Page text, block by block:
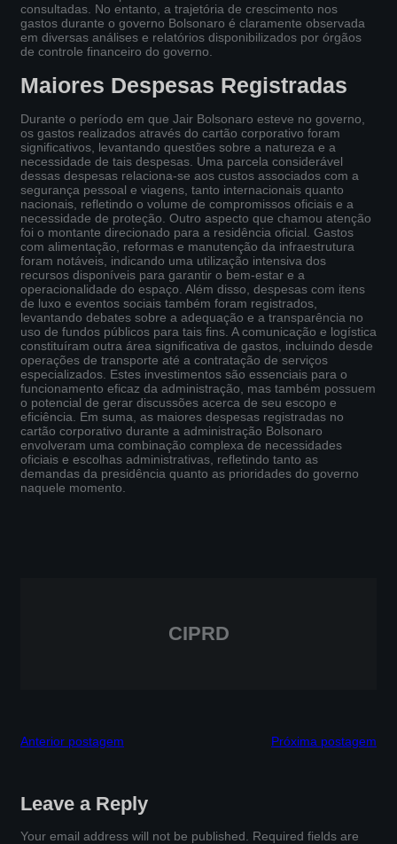
consultadas. No entanto, a trajetória de crescimento nos
gastos durante o governo Bolsonaro é claramente observada
em diversas análises e relatórios disponibilizados por órgãos
de controle financeiro do governo.
Maiores Despesas Registradas
Durante o período em que Jair Bolsonaro esteve no governo,
os gastos realizados através do cartão corporativo foram
significativos, levantando questões sobre a natureza e a
necessidade de tais despesas. Uma parcela considerável
dessas despesas relaciona-se aos custos associados com a
segurança pessoal e viagens, tanto internacionais quanto
nacionais, refletindo o volume de compromissos oficiais e a
necessidade de proteção. Outro aspecto que chamou atenção
foi o montante direcionado para a residência oficial. Gastos
com alimentação, reformas e manutenção da infraestrutura
foram notáveis, indicando uma utilização intensiva dos
recursos disponíveis para garantir o bem-estar e a
operacionalidade do espaço. Além disso, despesas com itens
de luxo e eventos sociais também foram registrados,
levantando debates sobre a adequação e a transparência no
uso de fundos públicos para tais fins. A comunicação e logística
constituíram outra área significativa de gastos, incluindo desde
operações de transporte até a contratação de serviços
especializados. Estes investimentos são essenciais para o
funcionamento eficaz da administração, mas também possuem
o potencial de gerar discussões acerca de seu escopo e
eficiência. Em suma, as maiores despesas registradas no
cartão corporativo durante a administração Bolsonaro
envolveram uma combinação complexa de necessidades
oficiais e escolhas administrativas, refletindo tanto as
demandas da presidência quanto as prioridades do governo
naquele momento.
CIPRD
Anterior postagem Próxima postagem
Leave a Reply
Your email address will not be published.
Required fields are